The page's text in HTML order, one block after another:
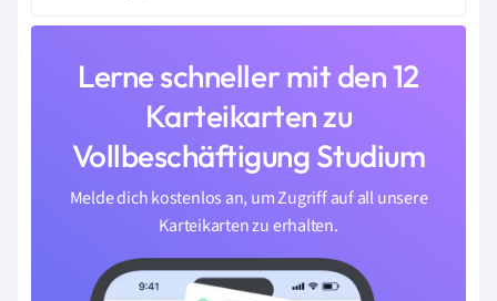
Lerne schneller mit den 12
Karteikarten zu
Vollbeschäftigung Studium
Melde dich kostenlos an, um Zugriff auf all unsere
Karteikarten zu erhalten.